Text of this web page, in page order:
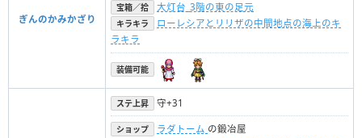
ぎんのかみかざり
宝箱／拾 大灯台_3階の東の足元
キラキラ
ローレシアとリリザの中間地点の海上のキ
ラキラ
装備可能
ステ上昇 守+31
ショップ ラダトーム の鍛冶屋